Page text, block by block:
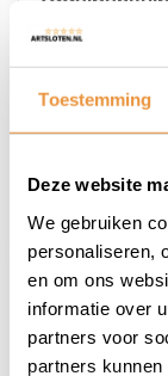
Toestemming
Deze website
We gebruiken
personaliseren,
en om ons
informatie over
partners voor
partners
aluminium
Niet op
5,95